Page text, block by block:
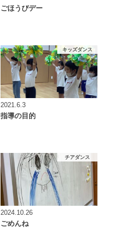
ごほうびデー
キッズダンス
2021.6.3
指導の目的
チアダンス
2024.10.26
ごめんね